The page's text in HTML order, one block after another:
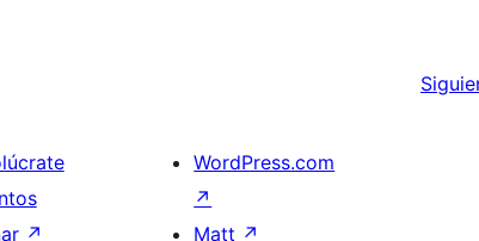
↗
WordPress.com
↗
Matt ↗